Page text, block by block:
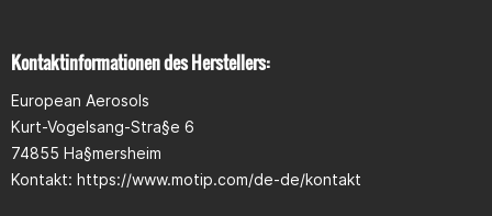
Kontaktinformationen des Herstellers:
European Aerosols
Kurt-Vogelsang-Stra§e 6
74855 Ha§mersheim
Kontakt: https://www.motip.com/de-de/kontakt